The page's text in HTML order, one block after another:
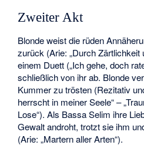
Zweiter Akt
Blonde weist die rüden
zurück (Arie: „Durch Zärtlichkeit
einem Duett („Ich gehe, doch
schließlich von ihr ab. Blonde
Kummer zu trösten (Rezitativ
herrscht in meiner Seele“ –
Lose“). Als Bassa Selim ihre
Gewalt androht, trotzt sie ihm
(Arie: „Martern aller Arten“).